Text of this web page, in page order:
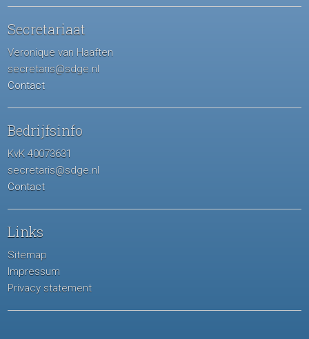
Secretariaat
Veronique van Haaften
secretaris@sdge.nl
Contact
Bedrijfsinfo
KvK 40073631
secretaris@sdge.nl
Contact
Links
Sitemap
Impressum
Privacy statement